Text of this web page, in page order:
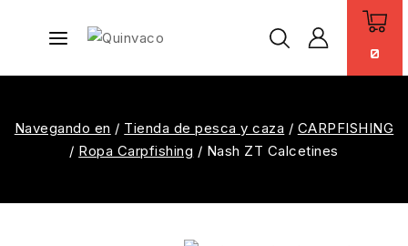
0
Navegando en / Tienda de pesca y caza / CARPFISHING
/ Ropa Carpfishing / Nash ZT Calcetines